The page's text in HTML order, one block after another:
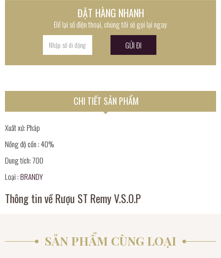
ĐẶT HÀNG NHANH
Để lại số điện thoại, chúng tôi sẽ gọi lại ngay
CHI TIẾT SẢN PHẨM
Xuất xứ: Pháp
Nồng độ cồn : 40%
Dung tích: 700
Loại :BRANDY
Thông tin về Rượu ST Remy V.S.O.P
SẢN PHẨM CÙNG LOẠI